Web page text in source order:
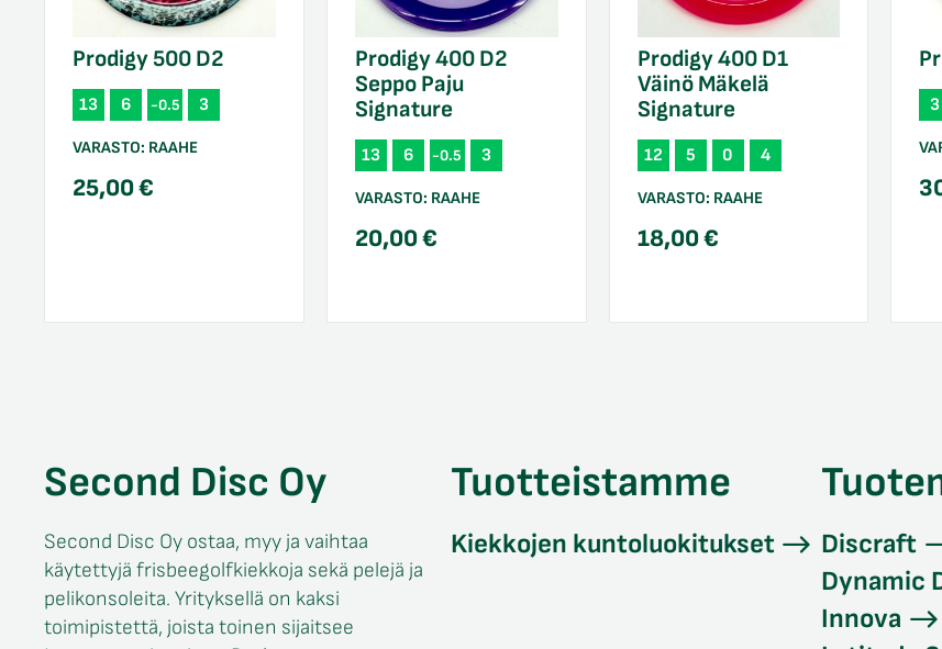
Prodigy 500 D2
13 6 -0.5 3
VARASTO: RAAHE
25,00€
Prodigy 400 D2
Seppo Paju
Signature
13 6 -0.5 3
VARASTO: RAAHE
20,00€
Prodigy 400 D1
Väinö Mäkelä
Signature
12 5 0 4
VARASTO: RAAHE
18,00€
3
Second Disc Oy
Second Disc Oy ostaa, myy ja vaihtaa
käytettyjä frisbeegolfkiekkoja sekä pelejä ja
pelikonsoleita. Yrityksellä on kaksi
toimipistettä, joista toinen sijaitsee
Tuotteistamme
Kiekkojen kuntoluokitukset
Discraft
Dynamic
Innova